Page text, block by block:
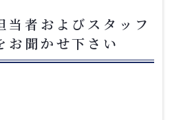
当者およびスタッフ
お聞かせ下さい